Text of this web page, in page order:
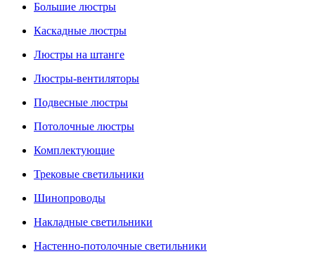
Большие люстры
Каскадные люстры
Люстры на штанге
Люстры-вентиляторы
Подвесные люстры
Потолочные люстры
Комплектующие
Трековые светильники
Шинопроводы
Накладные светильники
Настенно-потолочные светильники